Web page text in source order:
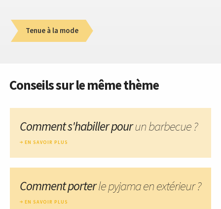
Tenue à la mode
Conseils sur le même thème
Comment s'habiller pourun barbecue ?
EN SAVOIR PLUS
Comment porterle pyjama en extérieur ?
EN SAVOIR PLUS